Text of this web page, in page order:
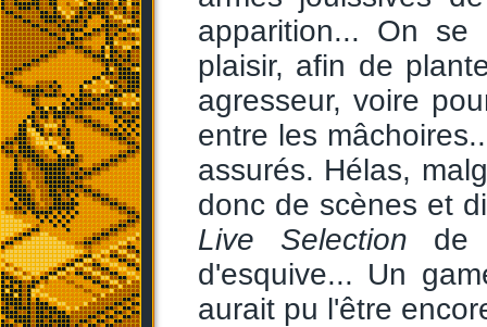
apparition... On
plaisir, afin de
agresseur, voire
entre les
assurés. Hélas,
donc de scènes et
Live Selection
d'esquive... Un
aurait pu l'être